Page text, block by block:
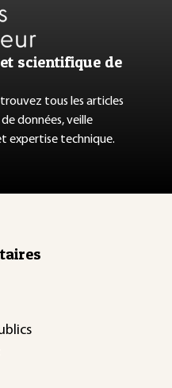
scientifique de
tous les articles
données, veille
expertise technique.